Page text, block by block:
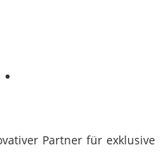
Partner für exklusive